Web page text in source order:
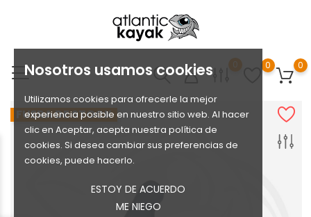
Nosotros usamos cookies
Utilizamos cookies para ofrecerle la mejor
experiencia posible en nuestro sitio web. Al hacer
clic en Aceptar, acepta nuestra política de
cookies. Si desea cambiar sus preferencias de
cookies, puede hacerlo.
ESTOY DE ACUERDO
ME NIEGO
0
0
0
FUERA DE STOCK